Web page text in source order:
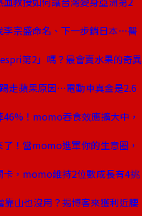
李宗盛命名、下一步銷日本…醫
第2」嗎？最會賣水果的奇異
走蘋果原因⋯電動車真金是2.6
！momo吞食效應擴大中，
！當momo進軍你的生意圈，
卡，momo維持2位數成長有4挑
山也沒用？揭博客來獲利近腰